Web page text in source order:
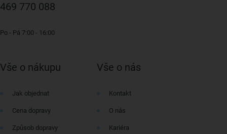
469 770 088
Po - Pá 7:00 - 16:00
Vše o nákupu
Jak objednat
Cena dopravy
Způsob dopravy
Vše o nás
Kontakt
O nás
Kariéra